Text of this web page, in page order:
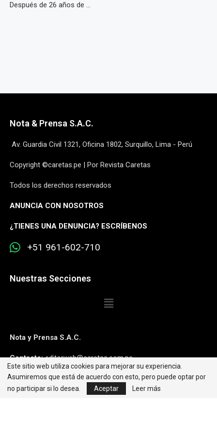
Después de 26 años de ...
Nota & Prensa S.A.C.
Av. Guardia Civil 1321, Oficina 1802, Surquillo, Lima - Perú
Copyright ©caretas.pe | Por Revista Caretas
Todos los derechos reservados
ANUNCIA CON NOSOTROS
¿TIENES UNA DENUNCIA? ESCRÍBENOS
+51 961-602-710
Nuestras Secciones
Nota y Prensa S.A.C.
Contacto:editorweb@caretas.com.pe
Síguenos:
Este sitio web utiliza cookies para mejorar su experiencia.
Asumiremos que está de acuerdo con esto, pero puede optar por
no participar si lo desea.
Aceptar Leer más